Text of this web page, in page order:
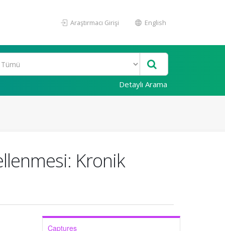
Araştırmacı Girişi English
Detaylı Arama
Kronik
Captures